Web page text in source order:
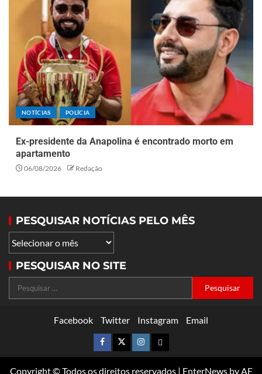
NOTÍCIAS POLÍCIA
Ex-presidente da Anapolina é encontrado morto em
apartamento
06/08/2026 Redação
PESQUISAR NOTÍCIAS PELO MÊS
PESQUISAR NO SITE
Facebook Twitter Instagram Email
Copyright © Todos os direitos reservados | EnterNewsby AF